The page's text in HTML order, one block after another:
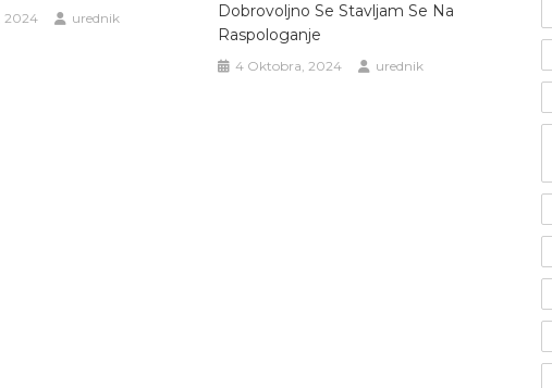
2024 urednik
Dobrovoljno Se Stavljam Se Na
Raspologanje
4 Oktobra, 2024 urednik